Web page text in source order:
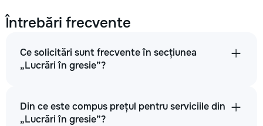
Întrebări frecvente
Ce solicitări sunt frecvente în secțiunea
„Lucrări în gresie”?
Din ce este compus prețul pentru serviciile din
„Lucrări în gresie”?